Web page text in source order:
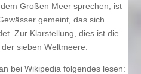
Großen Meer sprechen, ist
gemeint, das sich
Zur Klarstellung, dies ist die
sieben Weltmeere.
bei Wikipedia folgendes lesen: